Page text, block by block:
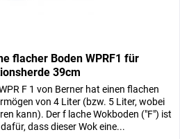
flacher Boden WPRF1 für
39cm
F 1 von Berner hat einen flachen
von 4 Liter (bzw. 5 Liter, wobei
kann). Der f lache Wokboden ("F") ist
dass dieser Wok eine...